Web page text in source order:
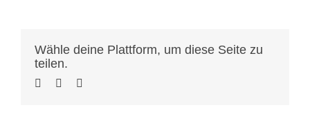
Wähle deine Plattform, um diese Seite zu
teilen.